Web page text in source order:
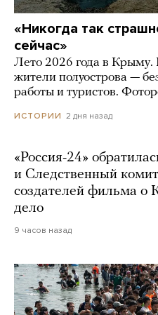
«Никогда так
сейчас»
Лето 2026 года в Крыму.
жители полуострова —
работы и туристов.
ИСТОРИИ 2 дня назад
«Россия-24»
и Следственный
создателей фильма о
дело
9 часов назад